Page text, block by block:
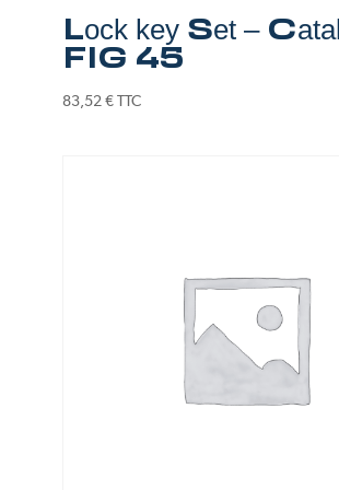
Lock key Set –
FIG 45
83,52 € TTC